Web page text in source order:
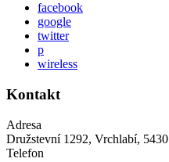
facebook
google
twitter
p
wireless
Kontakt
Adresa
Družstevní 1292, Vrchlabí,
Telefon